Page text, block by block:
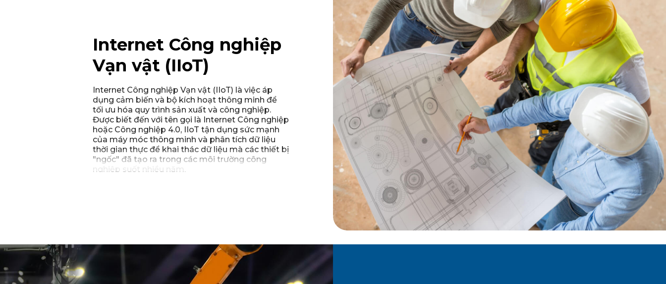
Internet Công nghiệp
Vạn vật (IIoT)
Internet Công nghiệp Vạn vật (IIoT) là việc áp
dụng cảm biến và bộ kích hoạt thông minh để
tối ưu hóa quy trình sản xuất và công nghiệp.
Được biết đến với tên gọi là Internet Công nghiệp
hoặc Công nghiệp 4.0, IIoT tận dụng sức mạnh
của máy móc thông minh và phân tích dữ liệu
thời gian thực để khai thác dữ liệu mà các thiết bị
"ngốc" đã tạo ra trong các môi trường công
nghiệp suốt nhiều năm.